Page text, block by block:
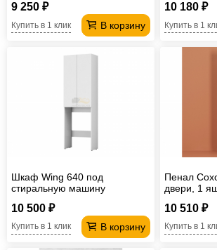
9 250 ₽
В корзину
Купить в 1 клик
10 180 ₽
Купить в 1
Шкаф Wing 640 под
стиральную машину
10 500 ₽
В корзину
Купить в 1 клик
Пенал
двери, 1
10 510 ₽
Купить в 1